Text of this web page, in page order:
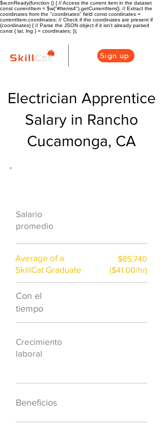
$w.onReady(function () { // Access the current item in the dataset
const currentItem = $w("#Items4").getCurrentItem(); // Extract the
coordinates from the "coordinates" field const coordinates =
currentItem.coordinates; // Check if the coordinates are present if
(coordinates) { // Parse the JSON object if it isn't already parsed
const { lat, lng } = coordinates; });
Sign up
Electrician Apprentice
Salary in Rancho
Cucamonga, CA
Salario
promedio
Average of a
SkillCat Graduate
$85,740
($41.00/hr)
Con el
tiempo
Crecimiento
laboral
Beneficios